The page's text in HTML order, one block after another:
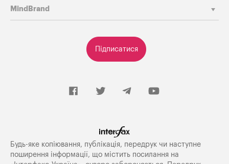
Підписатися
MindBrand
Будь-яке копiювання, публiкацiя, передрук чи наступне
поширення iнформацiї, що мiстить посилання на